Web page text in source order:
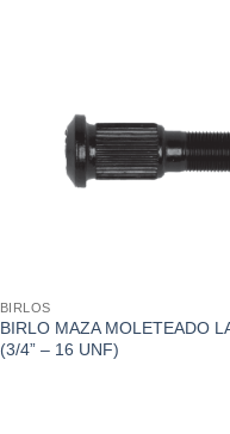
BIRLOS
BIRLO MAZA MOLETEADO
(3/4” – 16 UNF)